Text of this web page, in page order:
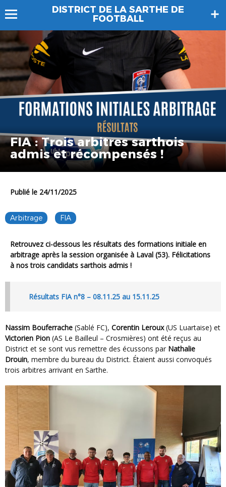
DISTRICT DE LA SARTHE DE
FOOTBALL
FIA : Trois arbitres sarthois
admis et récompensés !
Publié le 24/11/2025
Arbitrage FIA
Retrouvez ci-dessous les résultats des formations initiale en
arbitrage après la session organisée à Laval (53). Félicitations
à nos trois candidats sarthois admis !
Résultats FIA n°8 – 08.11.25 au 15.11.25
Nassim Bouferrache (Sablé FC), Corentin Leroux(US Luartaise) et
Victorien Pion (AS Le Bailleul – Crosmières) ont été reçus au
District et se sont vus remettre des écussons par Nathalie
Drouin, membre du bureau du District. Étaient aussi convoqués
trois arbitres arrivant en Sarthe.